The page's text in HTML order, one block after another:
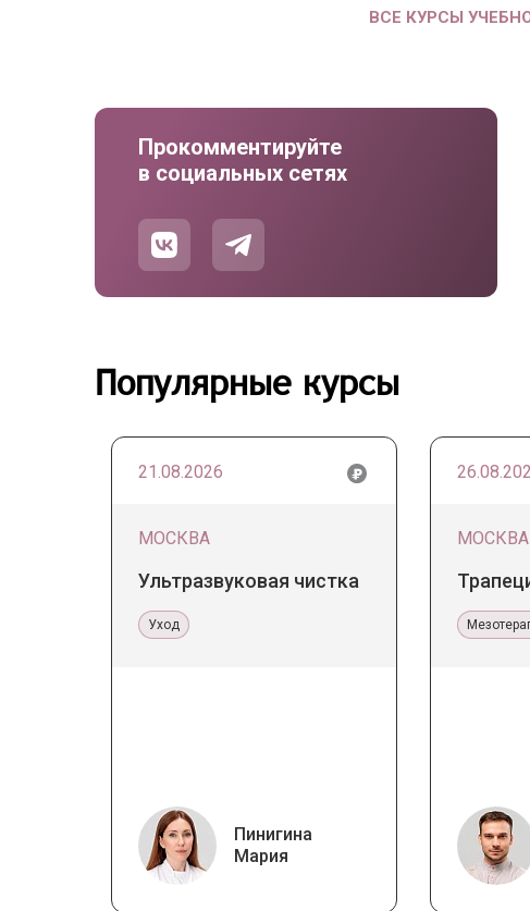
ВСЕ КУРСЫ
Прокомментируйте
в социальных сетях
Популярные курсы
21.08.2026
МОСКВА
Ультразвуковая чистка
Уход
Пинигина
Мария
МОСКВА